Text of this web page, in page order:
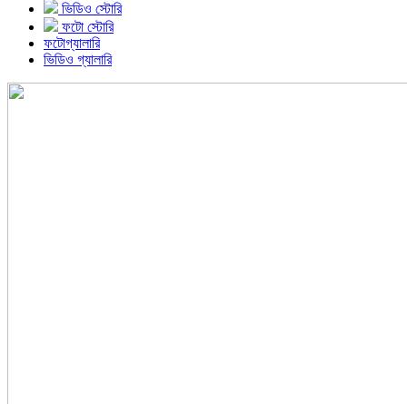
ভিডিও স্টোরি
ফটো স্টোরি
ফটোগ্যালারি
ভিডিও গ্যালারি